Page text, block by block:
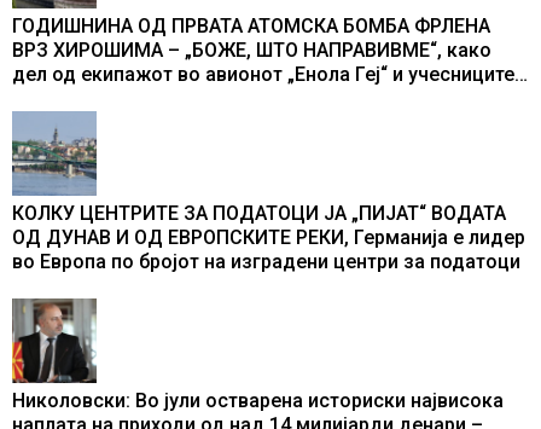
ГОДИШНИНА ОД ПРВАТА АТОМСКА БОМБА ФРЛЕНА
ВРЗ ХИРОШИМА – „БОЖЕ, ШТО НАПРАВИВМЕ“, како
дел од екипажот во авионот „Енола Геј“ и учесниците
промени текот на историјата
КОЛКУ ЦЕНТРИТЕ ЗА ПОДАТОЦИ ЈА „ПИЈАТ“ ВОДАТА
ОД ДУНАВ И ОД ЕВРОПСКИТЕ РЕКИ, Германија е лидер
во Европа по бројот на изградени центри за податоци
Николовски: Во јули остварена историски највисока